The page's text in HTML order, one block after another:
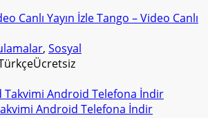
Tango – Video Canlı
, Sosyal
Ücretsiz
Android Telefona İndir